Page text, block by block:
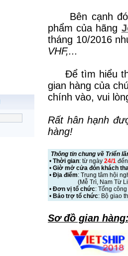
Bên cạnh đó,
phẩm của hãng
tháng 10/2016
VHF,...
Để tìm hiểu
gian hàng của
chính vào, vui
Rất hân hạnh
hàng!
Thông tin chung về Triển
• Thời gian: từ ngày 24/1
• Giờ mở cửa đón khách
• Địa điểm: Trung tâm hội
(Mễ Trì, Nam Từ
• Đơn vị tổ chức: Tổng
• Bảo trợ tổ chức: Bộ giao
Sơ đồ gian